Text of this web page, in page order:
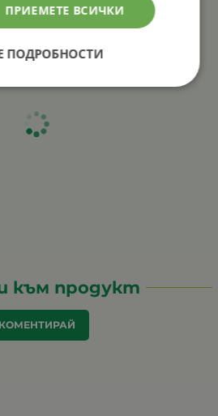
твърд предмет
към продукт
КОМЕНТИРАЙ
ПРИЕМЕТЕ ВСИЧКИ
ПОДРОБНОСТИ